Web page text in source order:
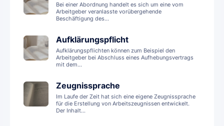
Bei einer Abordnung handelt es sich um eine vom
Arbeitgeber veranlasste vorübergehende
Beschäftigung des...
Aufklärungspflicht
Aufklärungspflichten können zum Beispiel den
Arbeitgeber bei Abschluss eines Aufhebungsvertrags
mit dem...
Zeugnissprache
Im Laufe der Zeit hat sich eine eigene Zeugnissprache
für die Erstellung von Arbeitszeugnissen entwickelt.
Der Inhalt...